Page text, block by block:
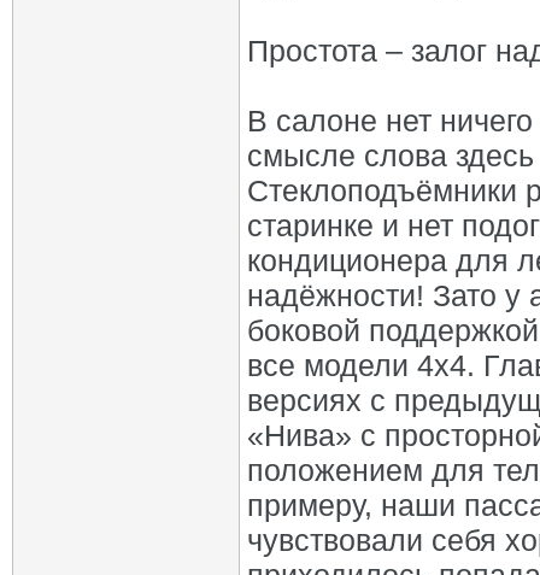
Простота – залог
В салоне нет
смысле слова здесь
Стеклоподъёмники
старинке и нет
кондиционера для
надёжности! Зато у
боковой
все модели 4х4.
версиях с
«Нива» с
положением для
примеру, наши
чувствовали себя